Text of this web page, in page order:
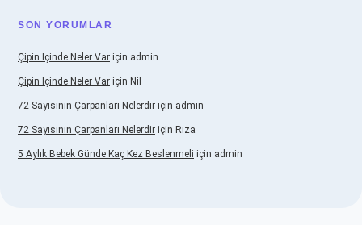
SON YORUMLAR
Çipin Içinde Neler Var için admin
Çipin Içinde Neler Var için Nil
72 Sayısının Çarpanları Nelerdir için admin
72 Sayısının Çarpanları Nelerdir için Rıza
5 Aylık Bebek Günde Kaç Kez Beslenmeli için admin